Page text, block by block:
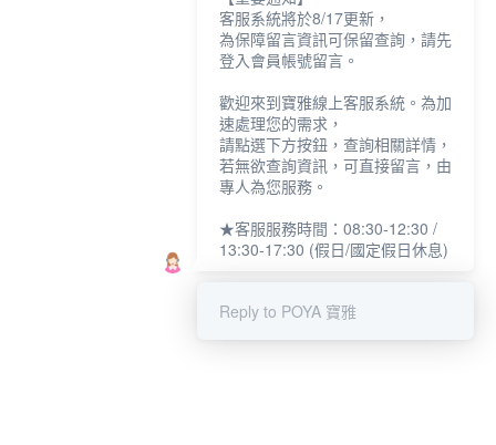
客服系統將於8/17更新，
為保障留言資訊可保留查詢，請先
登入會員帳號留言。
歡迎來到寶雅線上客服系統。為加
速處理您的需求，
請點選下方按鈕，查詢相關詳情，
若無欲查詢資訊，可直接留言，由
專人為您服務。
★客服服務時間：08:30-12:30 /
13:30-17:30 (假日/國定假日休息)
Reply to POYA 寶雅